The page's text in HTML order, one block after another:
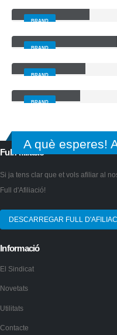
BRAND
BRAND
BRAND
BRAND
A què esperes!
Full Afiliació
Si ja tens clar que et vols afiliar al
Full d'Afiliació!
DESCARREGAR FULL
Informació
El Sindicat
Novetats
Utilitats
Contacte